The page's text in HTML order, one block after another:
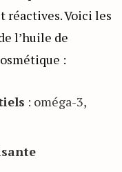
réactives. Voici les
l’huile de
:
: oméga-3,